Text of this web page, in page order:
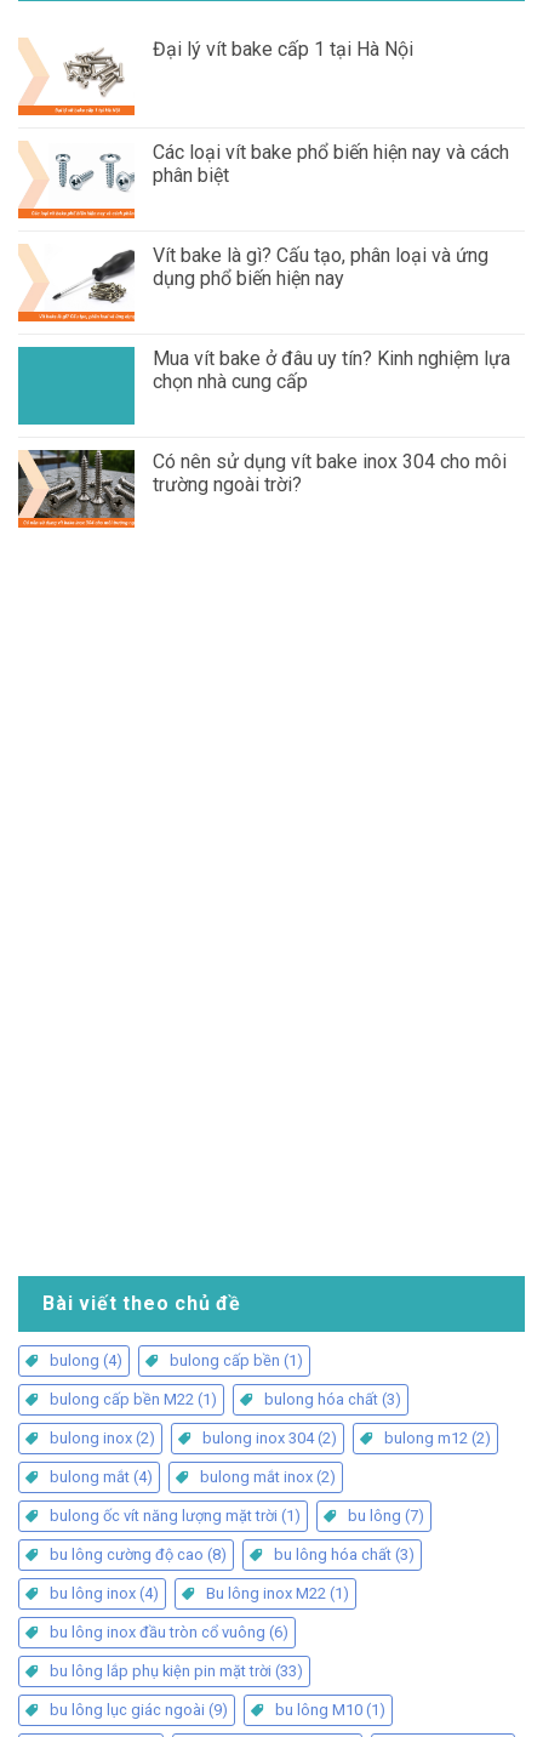
Đại lý vít bake cấp 1 tại Hà Nội
Các loại vít bake phổ biến hiện nay và cách
phân biệt
Vít bake là gì? Cấu tạo, phân loại và ứng
dụng phổ biến hiện nay
Mua vít bake ở đâu uy tín? Kinh nghiệm lựa
chọn nhà cung cấp
Có nên sử dụng vít bake inox 304 cho môi
trường ngoài trời?
Bài viết theo chủ đề
bulong (4) bulong cấp bền (1)
bulong cấp bền M22 (1) bulong hóa chất (3)
bulong inox (2) bulong inox 304(2) bulong m12 (2)
bulong mắt (4) bulong mắt inox (2)
bulong ốc vít năng lượng mặt trời (1) bu lông (7)
bu lông cường độ cao (8) bu lông hóa chất (3)
bu lông inox (4) Bu lông inox M22 (1)
bu lông inox đầu tròn cổ vuông (6)
bu lông lắp phụ kiện pin mặt trời (33)
bu lông lục giác ngoài (9) bu lông M10 (1)